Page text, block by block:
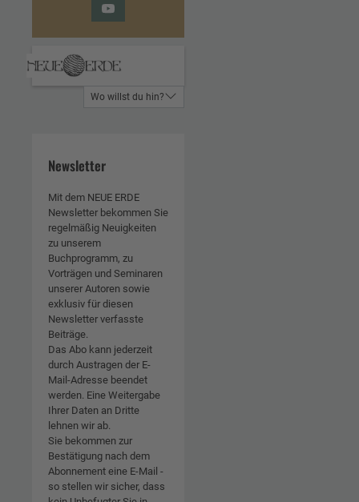
YouTube
Wo willst du hin?
Newsletter
Mit dem NEUE ERDE
Newsletter bekommen Sie
regelmäßig Neuigkeiten
zu unserem
Buchprogramm, zu
Vorträgen und Seminaren
unserer Autoren sowie
exklusiv für diesen
Newsletter verfasste
Beiträge.
Das Abo kann jederzeit
durch Austragen der E-
Mail-Adresse beendet
werden. Eine Weitergabe
Ihrer Daten an Dritte
lehnen wir ab.
Sie bekommen zur
Bestätigung nach dem
Abonnement eine E-Mail -
so stellen wir sicher, dass